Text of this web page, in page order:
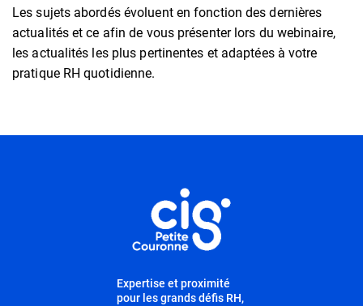
Les sujets abordés évoluent en fonction des dernières
actualités et ce afin de vous présenter lors du webinaire,
les actualités les plus pertinentes et adaptées à votre
pratique RH quotidienne.
Expertise et proximité
pour les grands défis RH,